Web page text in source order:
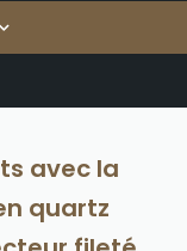
avec la
quartz